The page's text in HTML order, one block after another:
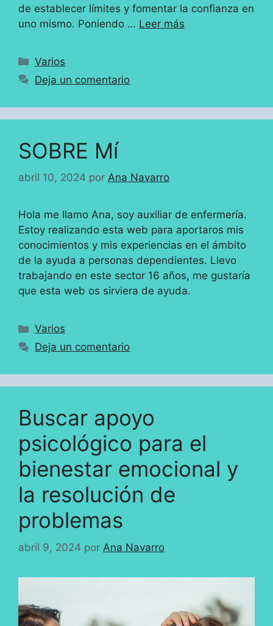
de establecer límites y fomentar la confianza en
uno mismo. Poniendo … Leer más
Categorías
Varios
Deja un comentario
SOBRE Mí
abril 10, 2024 por Ana Navarro
Hola me llamo Ana, soy auxiliar de enfermería.
Estoy realizando esta web para aportaros mis
conocimientos y mis experiencias en el ámbito
de la ayuda a personas dependientes. Llevo
trabajando en este sector 16 años, me gustaría
que esta web os sirviera de ayuda.
Categorías
Varios
Deja un comentario
Buscar apoyo
psicológico para el
bienestar emocional y
la resolución de
problemas
abril 9, 2024 por Ana Navarro